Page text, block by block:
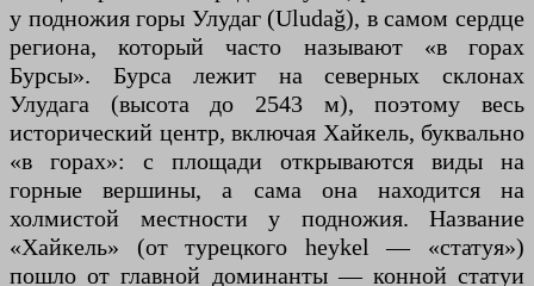
у подножия горы Улудаг (Uludağ), в самом сердце
региона, который часто называют «в горах
Бурсы». Бурса лежит на северных склонах
Улудага (высота до 2543 м), поэтому весь
исторический центр, включая Хайкель, буквально
«в горах»: с площади открываются виды на
горные вершины, а сама она находится на
холмистой местности у подножия. Название
«Хайкель» (от турецкого heykel — «статуя»)
пошло от главной доминанты — конной статуи